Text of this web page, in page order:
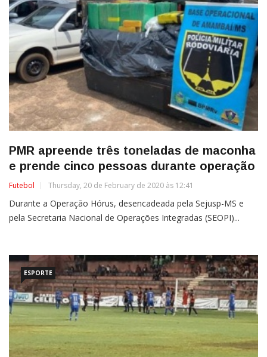
PMR apreende três toneladas de maconha
e prende cinco pessoas durante operação
Futebol Thursday, 20 de February de 2020 às 12:41
Durante a Operação Hórus, desencadeada pela Sejusp-MS e
pela Secretaria Nacional de Operações Integradas (SEOPI)...
ESPORTE